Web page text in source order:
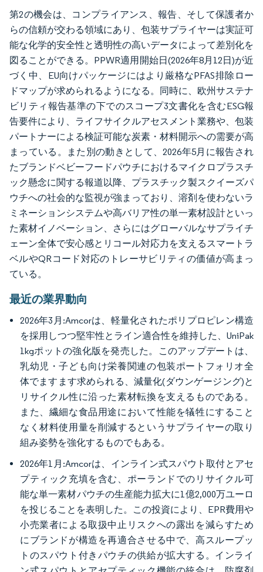
第2の機会は、コンプライアンス、報告、そして保護者か
らの信頼が交わる領域にあり、包装サプライヤーは実証可
能な化学的安全性と透明性の高いデータによって差別化を
図ることができる。PPWR適用開始日(2026年8月12日)が近
づく中、EU向けパッケージにはより厳格なPFAS排除ロー
ドマップが求められるようになる。同時に、欧州サステナ
ビリティ報告基準の下でのスコープ3文書化を含むESG報
告要件により、ライフサイクルアセスメント業務や、包装
パートナーによる検証可能な炭素・材料開示への需要が高
まっている。また別の動きとして、2026年5月に報告され
たブランドベビーフードパウチにおけるマイクロプラスチ
ック懸念に関する報道以降、プラスチック製スクイーズパ
ウチへの社会的な監視が強まっており、溶剤を使わないラ
ミネーションシステムや高バリア性の単一素材設計といっ
た素材イノベーション、さらにはグローバルなサプライチ
ェーン全体で安心感とリコール対応力を支えるスマートラ
ベルやQRコード対応のトレーサビリティの価値が高まっ
ている。
最近の業界動向
2026年3月:Amcorは、軽量化されたポリプロピレン構造
を採用しつつ堅牢性とライン適合性を維持した、UniPak
1kgポットの強化版を発売した。このアップデートは、
乳幼児・子ども向け栄養関連の包装ポートフォリオ全
体でますます求められる、減量化(ダウンゲージング)と
リサイクル性に沿った素材転換を支えるものである。
また、繊細な食品用途において性能を犠牲にすること
なく材料使用量を削減するというサプライヤーの取り
組み姿勢を強化するものでもある。
2026年1月:Amcorは、インライン式スパウト取付とアセ
プティック充填を含む、ポーランドでのリサイクル可
能な単一素材パウチの生産能力拡大に1億2,000万ユーロ
を投じることを表明した。この投資により、EPR費用や
小売業者による取扱中止リスクへの露出を減らすため
にブランドが構造を再適合させる中で、高スループッ
トのスパウト付きパウチの供給が拡大する。インライ